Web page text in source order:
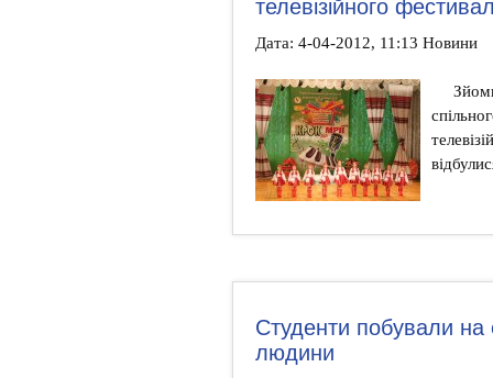
телевізійного
Дата: 4-04-2012, 11:13 Новини
Студенти побували на
людини